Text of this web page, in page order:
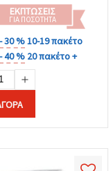
ΕΚΠΤΏΣΕΙΣ
ΓΙΑ ΠΟΣΌΤΗΤΑ
- 30 %10-19 πακέτο
- 40 % 20 πακέτο +